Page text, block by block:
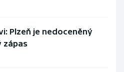
Plzeň je nedoceněný
zápas